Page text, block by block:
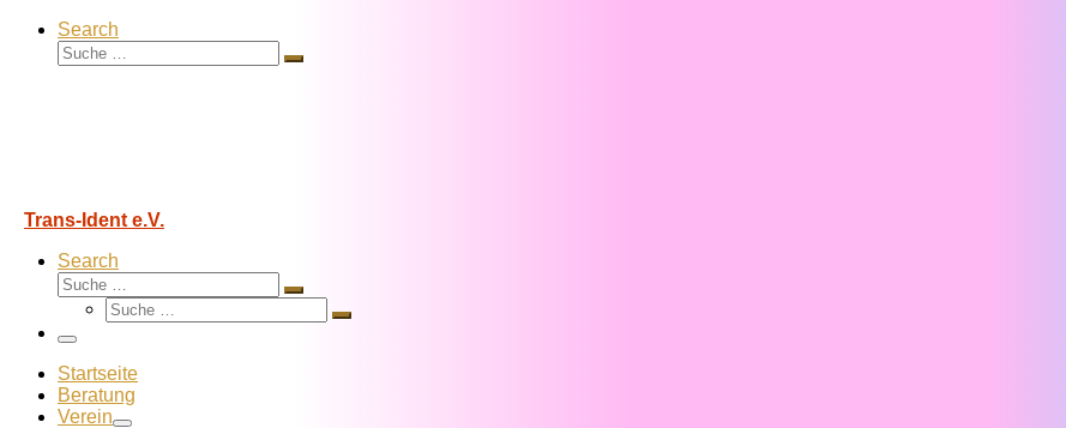
Search
Suche
Suche
Trans-Ident e.V.
Search
Suche
Suche
Suche
Suche
Menü
Startseite
Beratung
Verein